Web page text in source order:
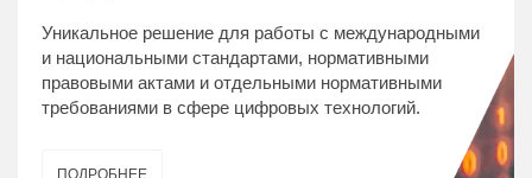
Уникальное решение для работы с международными
и национальными стандартами, нормативными
правовыми актами и отдельными нормативными
требованиями в сфере цифровых технологий.
ПОДРОБНЕЕ